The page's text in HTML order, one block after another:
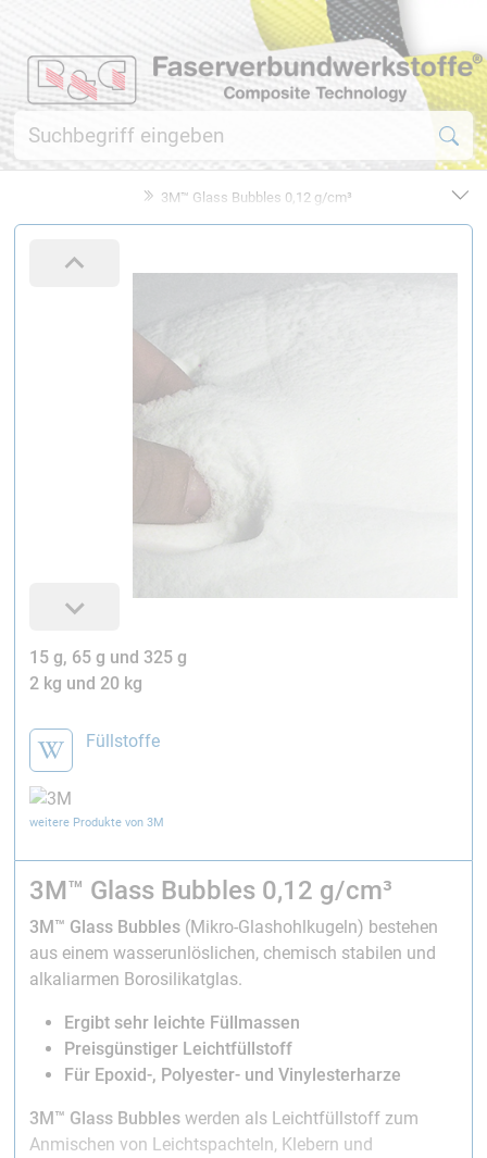
3M™ Glass Bubbles 0,12 g/cm³
15 g, 65 g und 325 g
2 kg und 20 kg
Füllstoffe
weitere Produkte von 3M
3M™ Glass Bubbles 0,12 g/cm³
3M™ Glass Bubbles(Mikro-Glashohlkugeln) bestehen
aus einem wasserunlöslichen, chemisch stabilen und
alkaliarmen Borosilikatglas.
Ergibt sehr leichte Füllmassen
Preisgünstiger Leichtfüllstoff
Für Epoxid-, Polyester- und Vinylesterharze
3M™ Glass Bubbleswerden als Leichtfüllstoff zum
Anmischen von Leichtspachteln, Klebern und